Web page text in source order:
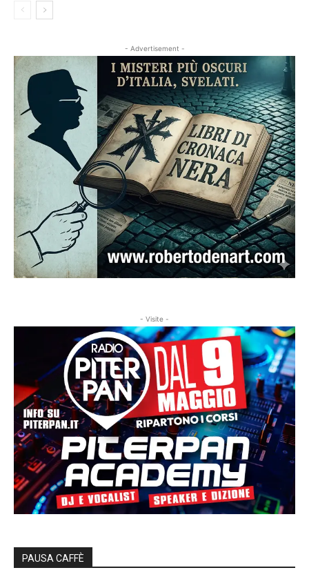
- Advertisement -
- Visite -
PAUSA CAFFÈ